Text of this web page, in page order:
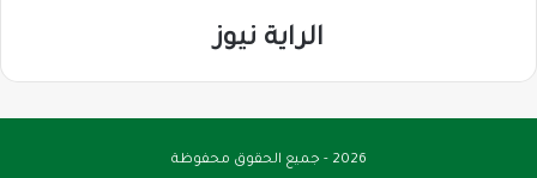
الراية نيوز
2026 - جميع الحقوق محفوظة